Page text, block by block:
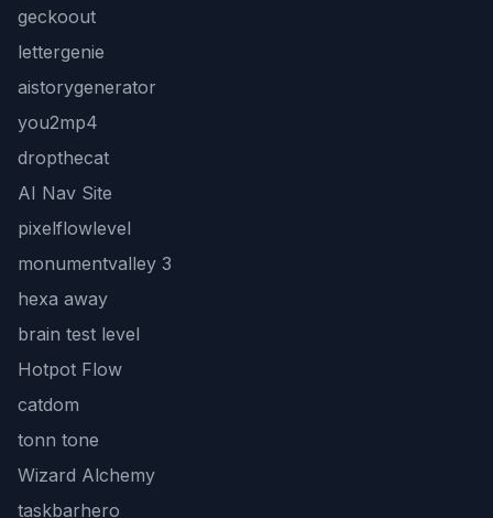
geckoout
lettergenie
aistorygenerator
you2mp4
dropthecat
AI Nav Site
pixelflowlevel
monumentvalley 3
hexa away
brain test level
Hotpot Flow
catdom
tonn tone
Wizard Alchemy
taskbarhero